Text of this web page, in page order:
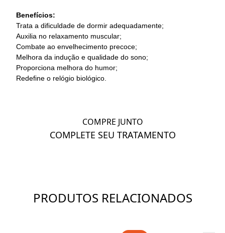
Benefícios:
Trata a dificuldade de dormir adequadamente;
Auxilia no relaxamento muscular;
Combate ao envelhecimento precoce;
Melhora da indução e qualidade do sono;
Proporciona melhora do humor;
Redefine o relógio biológico.
COMPRE JUNTO
COMPLETE SEU TRATAMENTO
PRODUTOS RELACIONADOS